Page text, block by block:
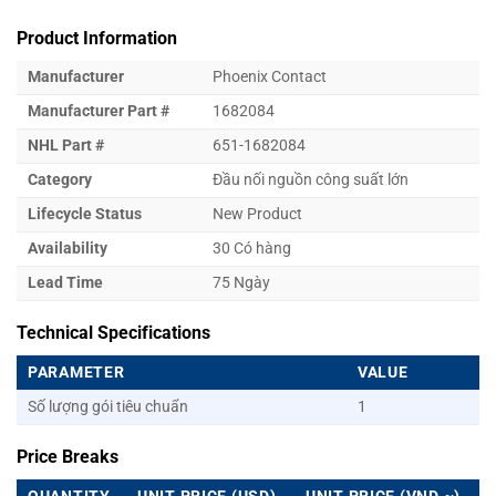
Product Information
Manufacturer
Phoenix Contact
Manufacturer Part #
1682084
NHL Part #
651-1682084
Category
Đầu nối nguồn công suất lớn
Lifecycle Status
New Product
Availability
30 Có hàng
Lead Time
75 Ngày
Technical Specifications
PARAMETER
VALUE
Số lượng gói tiêu chuẩn
1
Price Breaks